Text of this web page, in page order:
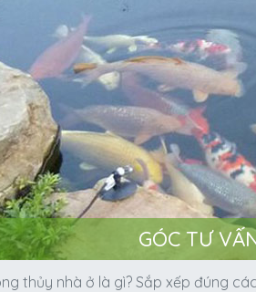
GÓC TƯ
thủy nhà ở là gì? Sắp xếp đúng